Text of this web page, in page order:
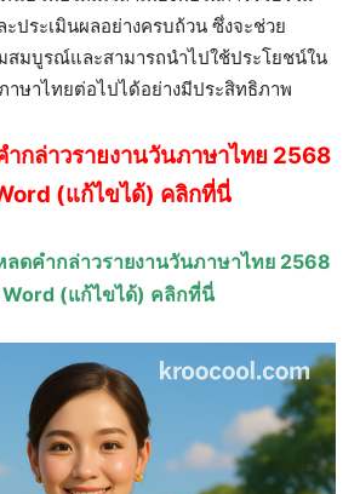
ประเมินผลอย่างครบถ้วน ซึ่งจะช่วย
สมบูรณ์และสามารถนำไปใช้ประโยชน์ใน
ษาไทยต่อไปได้อย่างมีประสิทธิภาพ
กล่าวรายงานวันภาษาไทย 2568
(แก้ไขได้) คลิกที่นี่
ลดคำกล่าวรายงานวันภาษาไทย 2568
(แก้ไขได้) คลิกที่นี่